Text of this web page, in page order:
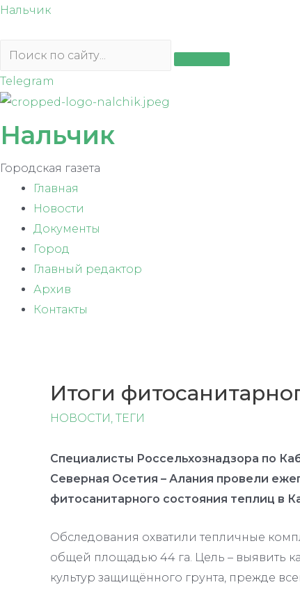
Перейти
содержимому
Нальчик
Telegram
Нальчик
Городская газета
Главная
Новости
Документы
Город
Главный редактор
Архив
Контакты
Итоги
НОВОСТИ , ТЕГИ
Специалисты Россельхознадзора по
Северная Осетия – Алания провели
фитосанитарного состояния теплиц в
Обследования охватили тепличные
общей площадью 44 га. Цель – выявить
культур защищённого грунта, прежде